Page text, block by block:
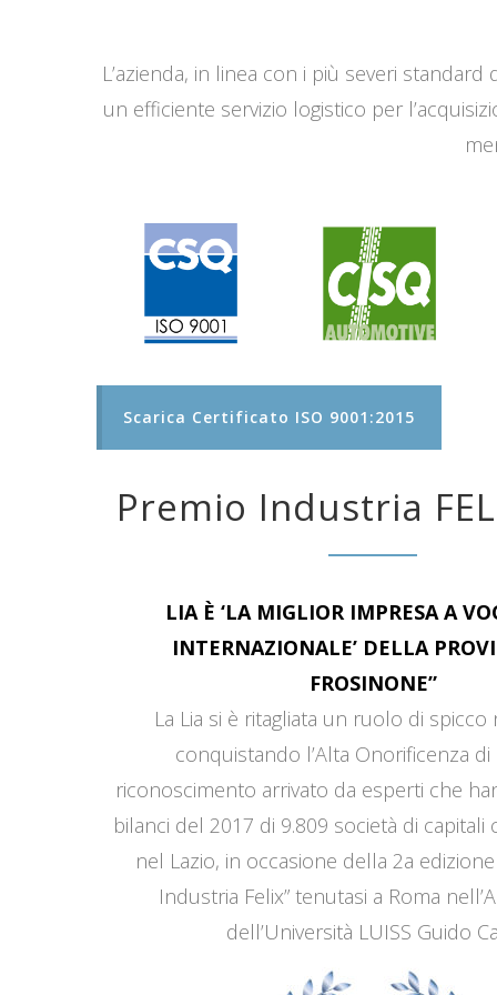
L’azienda, in linea con i più severi
un efficiente servizio logistico per
Scarica Certificato ISO 9001:2015
Premio Industria
LIA È ‘LA MIGLIOR IMPRESA A
INTERNAZIONALE’ DELLA
FROSINONE”
La Lia si è ritagliata un ruolo di
conquistando l’Alta Onorificenza di
riconoscimento arrivato da esperti che
bilanci del 2017 di 9.809 società di capitali
nel Lazio, in occasione della 2a
Industria Felix” tenutasi a Roma
dell’Università LUISS Guido